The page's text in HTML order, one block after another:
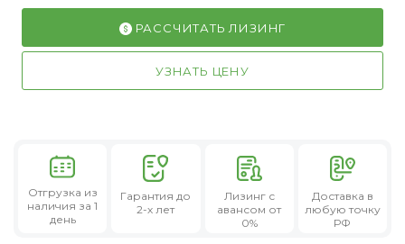
РАССЧИТАТЬ ЛИЗИНГ
УЗНАТЬ ЦЕНУ
Отгрузка из
наличия за 1
день
Гарантия до
2-х лет
Лизингс
авансом от
0%
Доставка в
любую точку
РФ